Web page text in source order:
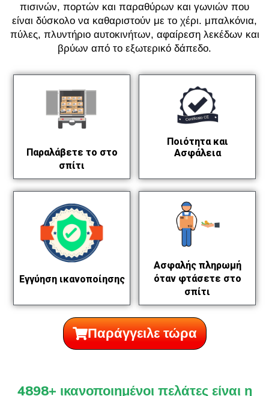
πισινών, πορτών και παραθύρων και γωνιών που
είναι δύσκολο να καθαριστούν με το χέρι. μπαλκόνια,
πύλες, πλυντήριο αυτοκινήτων, αφαίρεση λεκέδων και
βρύων από το εξωτερικό δάπεδο.
Παραλάβετε το στο
σπίτι
Ποιότητα και
Ασφάλεια
Εγγύηση ικανοποίησης
Ασφαλής πληρωμή
όταν φτάσετε στο
σπίτι
Παράγγειλε τώρα
4898+ ικανοποιημένοι πελάτες είναι η